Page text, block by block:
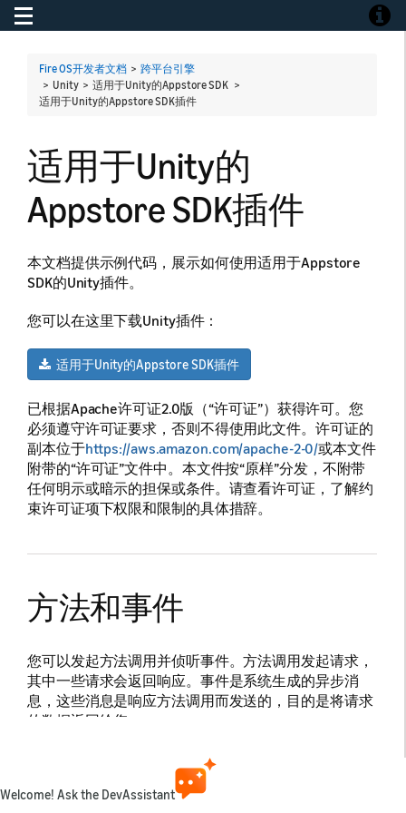
Toggle navigation
Fire OS开发者文档 > 跨平台引擎
> Unity > 适用于Unity的Appstore SDK >
适用于Unity的Appstore SDK插件
适用于Unity的
Appstore SDK插件
本文档提供示例代码，展示如何使用适用于Appstore
SDK的Unity插件。
您可以在这里下载Unity插件：
适用于Unity的Appstore SDK插件
已根据Apache许可证2.0版（“许可证”）获得许可。您
必须遵守许可证要求，否则不得使用此文件。许可证的
副本位于https://aws.amazon.com/apache-2-0/或本文件
附带的“许可证”文件中。本文件按“原样”分发，不附带
任何明示或暗示的担保或条件。请查看许可证，了解约
束许可证项下权限和限制的具体措辞。
方法和事件
您可以发起方法调用并侦听事件。方法调用发起请求，
其中一些请求会返回响应。事件是系统生成的异步消
息，这些消息是响应方法调用而发送的，目的是将请求
的数据返回给您。
外，所有方法调用都会向系统请
求数据。当您发起数据请求时，系统会立即返回一个包
含 requestId 字符串的对象，该字符串是唯一的请求标
Welcome! Ask the DevAssistant